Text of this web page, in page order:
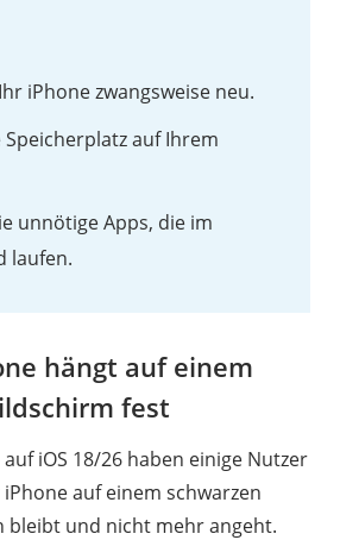
iPhone zwangsweise neu.
Speicherplatz auf Ihrem
unnötige Apps, die im
laufen.
hängt auf einem
fest
iOS 18/26 haben einige Nutzer
auf einem schwarzen
bleibt und nicht mehr angeht.